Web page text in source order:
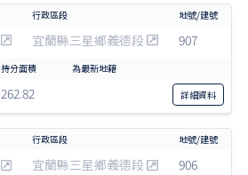
宜蘭縣三星鄉義德段 907
262.82 詳細資料
宜蘭縣三星鄉義德段 906